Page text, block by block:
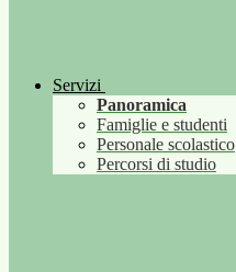
Servizi
Panoramica
Famiglie e studenti
Personale scolastico
Percorsi di studio